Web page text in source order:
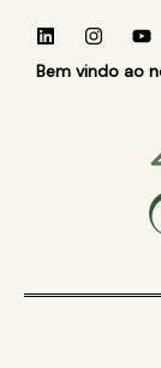
Bem vindo ao